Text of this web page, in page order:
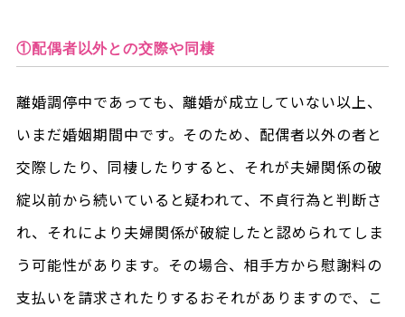
①配偶者以外との交際や同棲
離婚調停中であっても、離婚が成立していない以上、
いまだ婚姻期間中です。そのため、配偶者以外の者と
交際したり、同棲したりすると、それが夫婦関係の破
綻以前から続いていると疑われて、不貞行為と判断さ
れ、それにより夫婦関係が破綻したと認められてしま
う可能性があります。その場合、相手方から慰謝料の
支払いを請求されたりするおそれがありますので、こ